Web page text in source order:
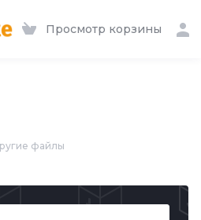
Просмотр корзины
файлы